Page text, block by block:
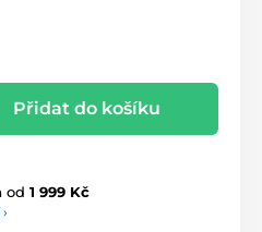
Přidat do košíku
od 1 999 Kč